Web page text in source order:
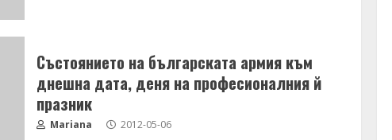
Състоянието на българската армия към
днешна дата, деня на професионалния й
празник
Mariana 2012-05-06